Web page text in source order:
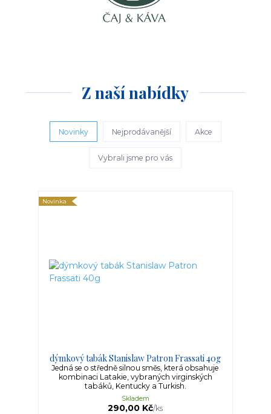
Z naší nabídky
Novinky Nejprodávanější Akce
Vybrali jsme pro vás
Novinka
dýmkový tabák Stanislaw Patron Frassati 40g
Jedná se o středně silnou směs, která obsahuje
kombinaci Latakie, vybraných virginských
tabáků, Kentucky a Turkish.
290,00 Kč/ks
Skladem